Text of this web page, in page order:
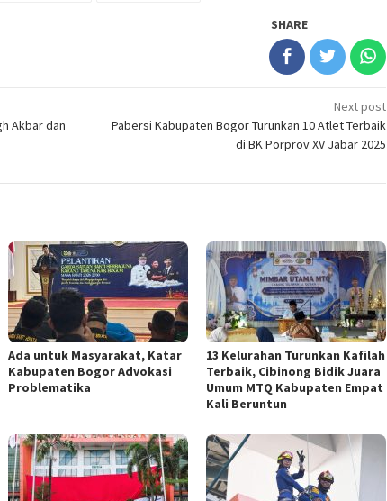
SHARE
Akbar dan
Next post
Pabersi Kabupaten Bogor Turunkan 10 Atlet Terbaik
di BK Porprov XV Jabar 2025
Ada untuk Masyarakat, Katar
Kabupaten Bogor Advokasi
Problematika
13 Kelurahan Turunkan Kafilah
Terbaik, Cibinong Bidik Juara
Umum MTQ Kabupaten Empat
Kali Beruntun